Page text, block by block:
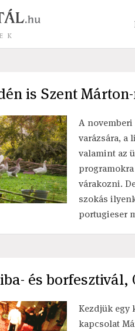
is Szent
A novemberi
varázsára, a
valamint az
várakozni.
szokás
portugieser
és borfesztivál,
Kezdjük egy
kapcsolat